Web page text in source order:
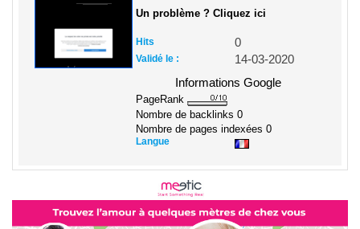
Un problème ? Cliquez ici
Hits 0
Validé le :
14-03-2020
Informations Google
PageRank
Nombre de backlinks 0
Nombre de pages indexées 0
Langue